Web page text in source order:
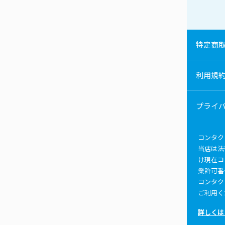
特定商
利用規
プライ
コンタ
当店は
け現在
業許可
コンタ
ご利用
詳しく